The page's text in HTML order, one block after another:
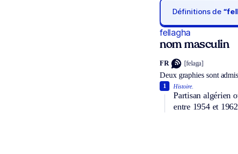
Définitions de
fellagha
nom masculin
FR [felaga]
Deux graphies sont
Histoire.
Partisan algérien
entre 1954 et
1